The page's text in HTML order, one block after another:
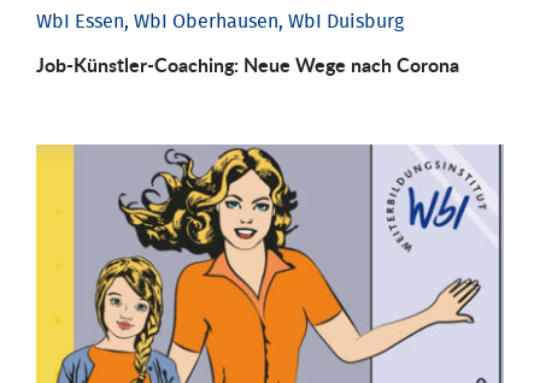
WbI Essen, WbI Oberhausen, WbI Duisburg
Job-Künstler-Coaching: Neue Wege nach Corona